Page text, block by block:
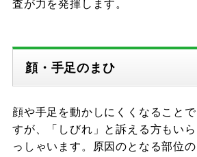
査が力を発揮します。
顔・手足のまひ
顔や手足を動かしにくくなることで
すが、「しびれ」と訴える方もいら
っしゃいます。原因のとなる部位の